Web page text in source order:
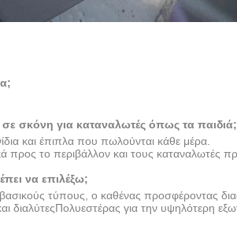
σκόνη για καταναλωτές όπως τα παιδιά;
και έπιπλα που πωλούνται κάθε μέρα.
προς το περιβάλλον και τους καταναλωτές
να επιλέξω;
βασικούς τύπους, ο καθένας προσφέροντας
διαλύτεςΠολυεστέρας για την υψηλότερη